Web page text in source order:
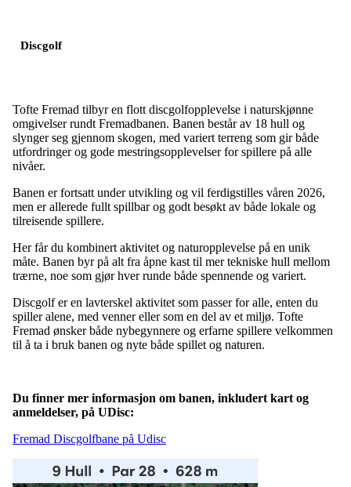
Discgolf
Tofte Fremad tilbyr en flott discgolfopplevelse i naturskjønne
omgivelser rundt Fremadbanen. Banen består av 18 hull og
slynger seg gjennom skogen, med variert terreng som gir både
utfordringer og gode mestringsopplevelser for spillere på alle
nivåer.
Banen er fortsatt under utvikling og vil ferdigstilles våren 2026,
men er allerede fullt spillbar og godt besøkt av både lokale og
tilreisende spillere.
Her får du kombinert aktivitet og naturopplevelse på en unik
måte. Banen byr på alt fra åpne kast til mer tekniske hull mellom
trærne, noe som gjør hver runde både spennende og variert.
Discgolf er en lavterskel aktivitet som passer for alle, enten du
spiller alene, med venner eller som en del av et miljø. Tofte
Fremad ønsker både nybegynnere og erfarne spillere velkommen
til å ta i bruk banen og nyte både spillet og naturen.
Du finner mer informasjon om banen, inkludert kart og
anmeldelser, på UDisc:
Fremad Discgolfbane på Udisc